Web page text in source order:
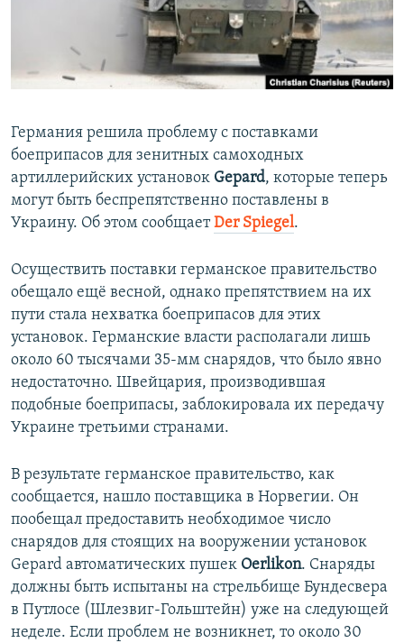
ПОБЕДИТЕЛЕЙ НЕ СУДЯТ?
КРЫМ.НЕПОКОРЕННЫЙ
ELIFBE
Все сайты RFE/RL
Германия решила проблему с поставками
боеприпасов для зенитных самоходных
артиллерийских установок Gepard, которые теперь
могут быть беспрепятственно поставлены в
Украину. Об этом сообщаетDer Spiegel.
Осуществить поставки германское правительство
обещало ещё весной, однако препятствием на их
пути стала нехватка боеприпасов для этих
установок. Германские власти располагали лишь
около 60 тысячами 35-мм снарядов, что было явно
недостаточно. Швейцария, производившая
подобные боеприпасы, заблокировала их передачу
Украине третьими странами.
В результате германское правительство, как
сообщается, нашло поставщика в Норвегии. Он
пообещал предоставить необходимое число
снарядов для стоящих на вооружении установок
Gepard автоматических пушек Oerlikon. Снаряды
должны быть испытаны на стрельбище Бундесвера
в Путлосе (Шлезвиг-Гольштейн) уже на следующей
неделе. Если проблем не возникнет, то около 30